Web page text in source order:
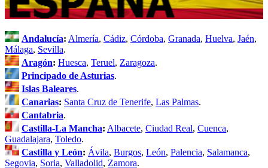
Andalucía: Almería, Cádiz, Córdoba, Granada, Huelva, Jaén,
Málaga, Sevilla.
Aragón: Huesca, Teruel, Zaragoza.
Principado de Asturias.
Islas Baleares.
Canarias: Santa Cruz de Tenerife, Las Palmas.
Cantabria.
Castilla-La Mancha: Albacete, Ciudad Real, Cuenca,
Guadalajara, Toledo.
Castilla y León: Ávila, Burgos, León, Palencia, Salamanca,
Segovia, Soria, Valladolid, Zamora.